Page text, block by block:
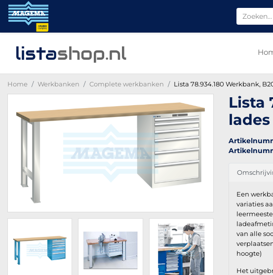
listashop.nl
Home Werkbanken Complete werkbanken Lista 78.934.180 Werkbank,
Lista
lades
Een
variaties
van alle
hoogte)
Het